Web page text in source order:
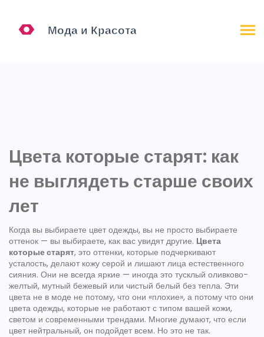
Цвета которые старят: как
не выглядеть старше своих
лет
Когда вы выбираете цвет одежды, вы не просто выбираете
оттенок — вы выбираете, как вас увидят другие. Цвета
которые старят, это оттенки, которые подчеркивают
усталость, делают кожу серой и лишают лица естественного
сияния. Они не всегда яркие — иногда это тусклый оливково-
желтый, мутный бежевый или чистый белый без тепла. Эти
цвета не в моде не потому, что они «плохие», а потому что они
цвета одежды, которые не работают с типом вашей кожи,
светом и современными трендами. Многие думают, что если
цвет нейтральный, он подойдет всем. Но это не так.